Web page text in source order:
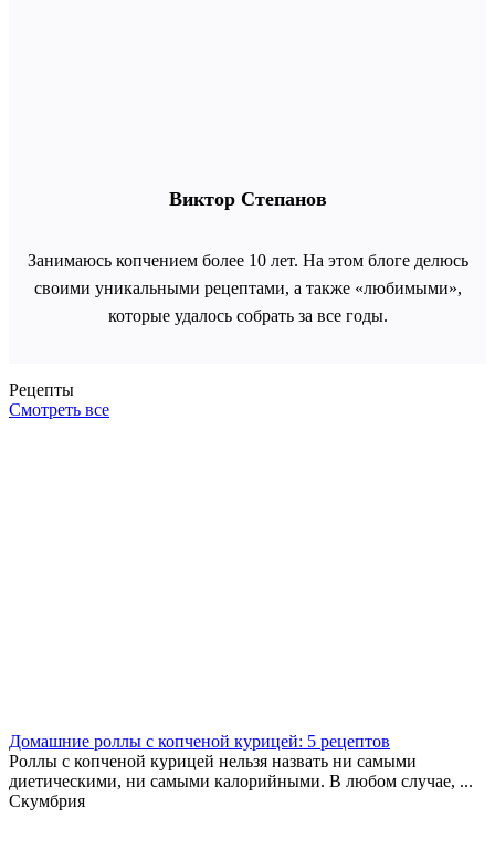
Виктор Степанов
Занимаюсь копчением более 10 лет. На этом блоге делюсь
своими уникальными рецептами, а также «любимыми»,
которые удалось собрать за все годы.
Рецепты
Смотреть все
Домашние роллы с копченой курицей: 5 рецептов
Роллы с копченой курицей нельзя назвать ни самыми
диетическими, ни самыми калорийными. В любом случае, ...
Скумбрия